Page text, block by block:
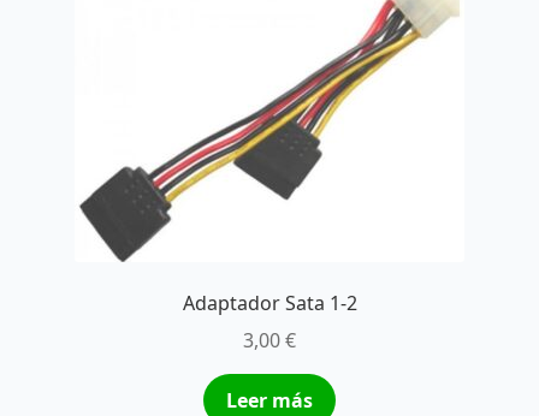
Adaptador Sata 1-2
3,00€
Leer más